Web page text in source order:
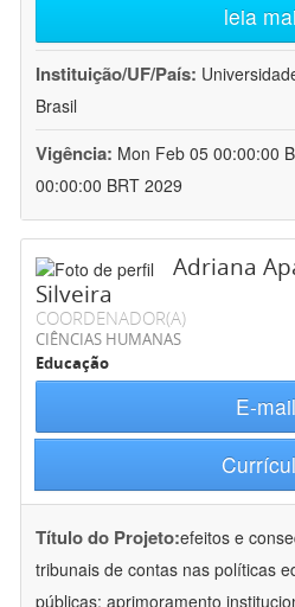
leia
Instituição/UF/País:
Brasil
Vigência: Mon Feb 05 00:00:00
00:00:00 BRT 2029
Adriana
Silveira
COORDENADOR(A)
CIÊNCIAS HUMANAS
Educação
E-mail
Título do Projeto:efeitos e
tribunais de contas nas políticas
públicas: aprimoramento